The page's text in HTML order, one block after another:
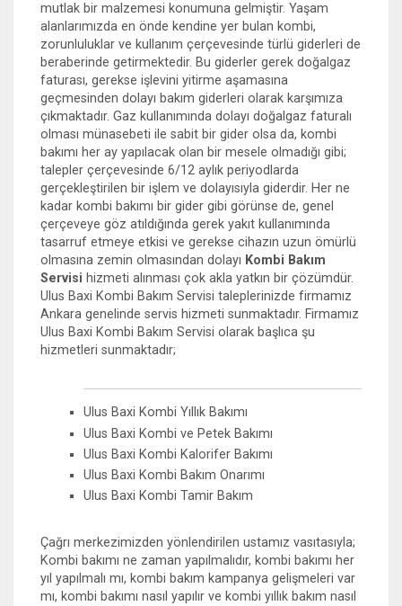
mutlak bir malzemesi konumuna gelmiştir. Yaşam
alanlarımızda en önde kendine yer bulan kombi,
zorunluluklar ve kullanım çerçevesinde türlü giderleri de
beraberinde getirmektedir. Bu giderler gerek doğalgaz
faturası, gerekse işlevini yitirme aşamasına
geçmesinden dolayı bakım giderleri olarak karşımıza
çıkmaktadır. Gaz kullanımında dolayı doğalgaz faturalı
olması münasebeti ile sabit bir gider olsa da, kombi
bakımı her ay yapılacak olan bir mesele olmadığı gibi;
talepler çerçevesinde 6/12 aylık periyodlarda
gerçekleştirilen bir işlem ve dolayısıyla giderdir. Her ne
kadar kombi bakımı bir gider gibi görünse de, genel
çerçeveye göz atıldığında gerek yakıt kullanımında
tasarruf etmeye etkisi ve gerekse cihazın uzun ömürlü
olmasına zemin olmasından dolayı Kombi Bakım
Servisi hizmeti alınması çok akla yatkın bir çözümdür.
Ulus Baxi Kombi Bakım Servisi taleplerinizde firmamız
Ankara genelinde servis hizmeti sunmaktadır. Firmamız
Ulus Baxi Kombi Bakım Servisi olarak başlıca şu
hizmetleri sunmaktadır;
Ulus Baxi Kombi Yıllık Bakımı
Ulus Baxi Kombi ve Petek Bakımı
Ulus Baxi Kombi Kalorifer Bakımı
Ulus Baxi Kombi Bakım Onarımı
Ulus Baxi Kombi Tamir Bakım
Çağrı merkezimizden yönlendirilen ustamız vasıtasıyla;
Kombi bakımı ne zaman yapılmalıdır, kombi bakımı her
yıl yapılmalı mı, kombi bakım kampanya gelişmeleri var
mı, kombi bakımı nasıl yapılır ve kombi yıllık bakım nasıl